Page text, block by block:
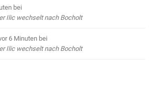
bei
Ilic wechselt nach Bocholt
6 Minuten bei
Ilic wechselt nach Bocholt